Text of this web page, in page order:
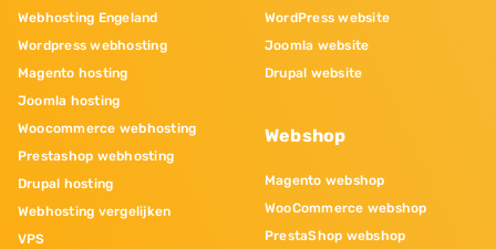
Webhosting Engeland
Wordpress webhosting
Magento hosting
Joomla hosting
Woocommerce webhosting
Prestashop webhosting
Drupal hosting
Webhosting vergelijken
VPS
WordPress website
Joomla website
Drupal website
Webshop
Magento webshop
WooCommerce webshop
PrestaShop webshop